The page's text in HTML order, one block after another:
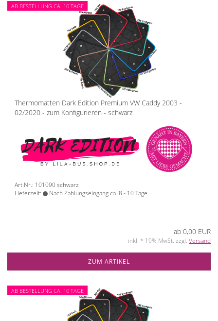
AB BESTELLUNG CA. 10 TAGE
Thermomatten Dark Edition Premium VW Caddy 2003 -
02/2020 - zum Konfigurieren - schwarz
Art.Nr.: 101090 schwarz
Lieferzeit:
Nach Zahlungseingang ca. 8 - 10 Tage
ab 0,00 EUR
inkl. * 19% MwSt. zzgl. Versand
ZUM ARTIKEL
AB BESTELLUNG CA. 10 TAGE